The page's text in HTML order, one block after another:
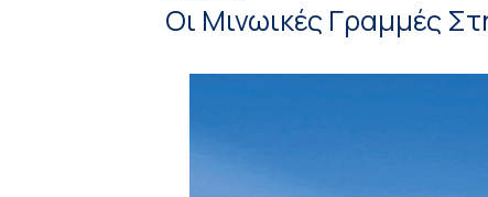
Οι Μινωικές Γραμμές